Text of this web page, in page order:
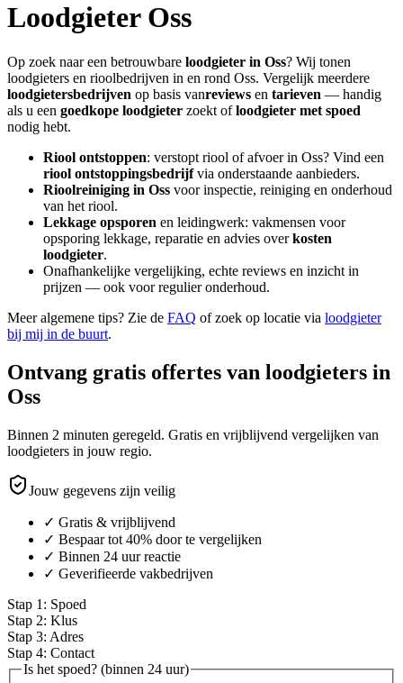
Loodgieter Oss
Op zoek naar een betrouwbare loodgieter in Oss? Wij tonen
loodgieters en rioolbedrijven in en rond Oss. Vergelijk meerdere
loodgietersbedrijven op basis vanreviews en tarieven — handig
als u een goedkope loodgieter zoekt ofloodgieter met spoed
nodig hebt.
Riool ontstoppen: verstopt riool of afvoer in Oss? Vind een
riool ontstoppingsbedrijfvia onderstaande aanbieders.
Rioolreiniging in Oss voor inspectie, reiniging en onderhoud
van het riool.
Lekkage opsporen en leidingwerk: vakmensen voor
opsporing lekkage, reparatie en advies overkosten
loodgieter.
Onafhankelijke vergelijking, echte reviews en inzicht in
prijzen — ook voor regulier onderhoud.
Meer algemene tips? Zie de FAQ of zoek op locatie via loodgieter
bij mij in de buurt.
Ontvang gratis offertes van loodgieters in
Oss
Binnen 2 minuten geregeld. Gratis en vrijblijvend vergelijken van
loodgieters in jouw regio.
Jouw gegevens zijn veilig
✓ Gratis & vrijblijvend
✓ Bespaar tot 40% door te vergelijken
✓ Binnen 24 uur reactie
✓ Geverifieerde vakbedrijven
Stap 1 : Spoed
Stap 2: Klus
Stap 3: Adres
Stap 4: Contact
Is het spoed? (binnen 24 uur)